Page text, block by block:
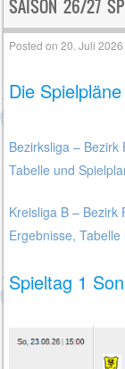
SAISON 26/27
Posted on20. Juli 2026
Die
Bezirksliga –
Tabelle und
Kreisliga B –
Ergebnisse,
Spieltag 1